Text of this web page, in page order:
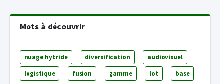
Mots à découvrir
nuage hybride diversification audiovisuel
logistique fusion gamme lot base